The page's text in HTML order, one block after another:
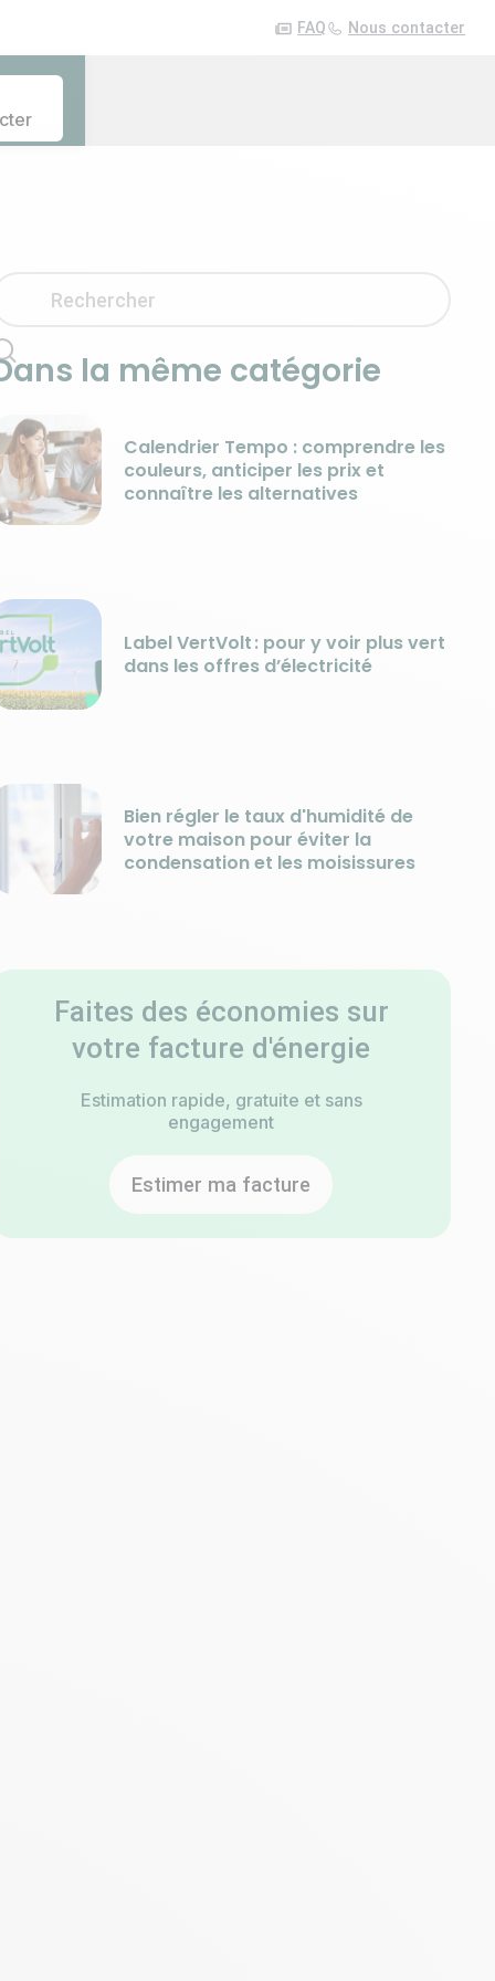
FAQ Nous contacter
la même catégorie
Calendrier Tempo : comprendre les
couleurs, anticiper les prix et
connaître les alternatives
Label VertVolt : pour y voir plus vert
dans les offres d’électricité
Bien régler le taux d'humidité de
votre maison pour éviter la
condensation et les moisissures
Faites des économies sur
votre facture d'énergie
Estimation rapide, gratuite et sans
engagement
Estimer ma facture